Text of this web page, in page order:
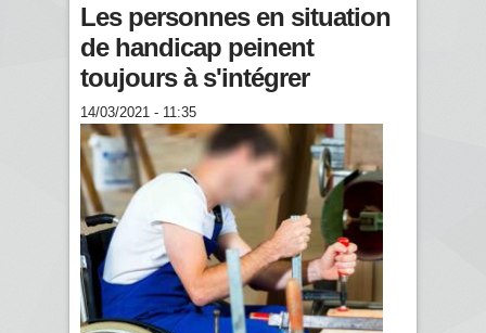
Les personnes en situation
de handicap peinent
toujours à s'intégrer
14/03/2021 - 11:35